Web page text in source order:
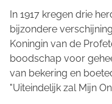
In 1917 kregen drie
bijzondere
Koningin van de
boodschap voor
van bekering en
"Uiteindelijk zal Mijn